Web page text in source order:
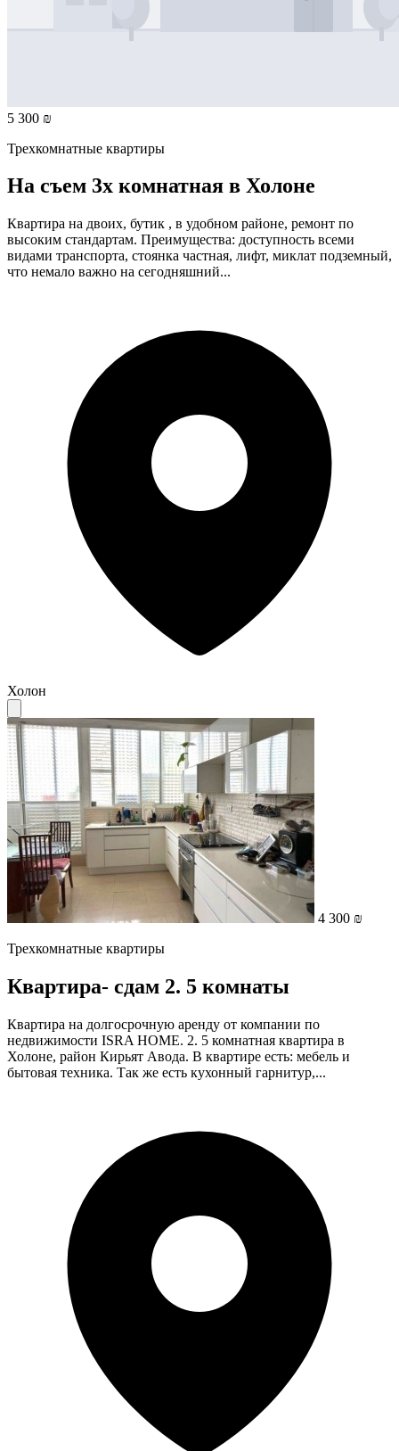
5 300 ₪
Трехкомнатные квартиры
На съем 3х комнатная в Холоне
Квартира на двоих, бутик , в удобном районе, ремонт по
высоким стандартам. Преимущества: доступность всеми
видами транспорта, стоянка частная, лифт, миклат подземный,
что немало важно на сегодняшний...
Холон
4 300 ₪
Трехкомнатные квартиры
Квартира- cдам 2. 5 комнаты
Квартира на долгосрочную аренду от компании по
недвижимости ISRA HOME. 2. 5 комнатная квартира в
Холоне, район Кирьят Авода. В квартире есть: мебель и
бытовая техника. Так же есть кухонный гарнитур,...